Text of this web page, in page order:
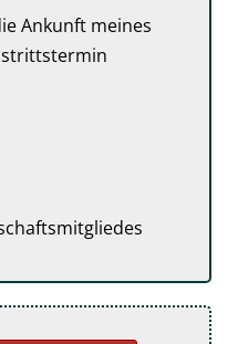
Ankunft meines